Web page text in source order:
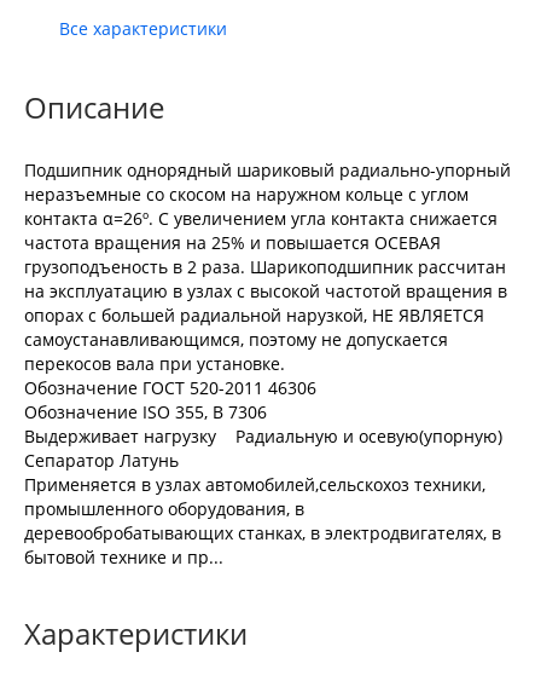
Все характеристики
Описание
Подшипник однорядный шариковый радиально-упорный
неразъемные со скосом на наружном кольце с углом
контакта α=26º. С увеличением угла контакта снижается
частота вращения на 25% и повышается ОСЕВАЯ
грузоподъеность в 2 раза. Шарикоподшипник рассчитан
на эксплуатацию в узлах с высокой частотой вращения в
опорах с большей радиальной нарузкой, НЕ ЯВЛЯЕТСЯ
самоустанавливающимся, поэтому не допускается
перекосов вала при установке.
Обозначение ГОСТ 520-2011 46306
Обозначение ISO 355, В 7306
Выдерживает нагрузку Радиальную и осевую(упорную)
Сепаратор Латунь
Применяется в узлах автомобилей,сельскохоз техники,
промышленного оборудования, в
деревообробатывающих станках, в электродвигателях, в
бытовой технике и пр...
Характеристики